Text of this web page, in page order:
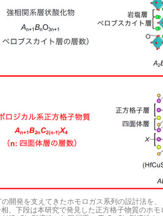
開発を支えてきたホモロガス系列の設計法を
、下段は本研究で発見した正方格子物質のホ